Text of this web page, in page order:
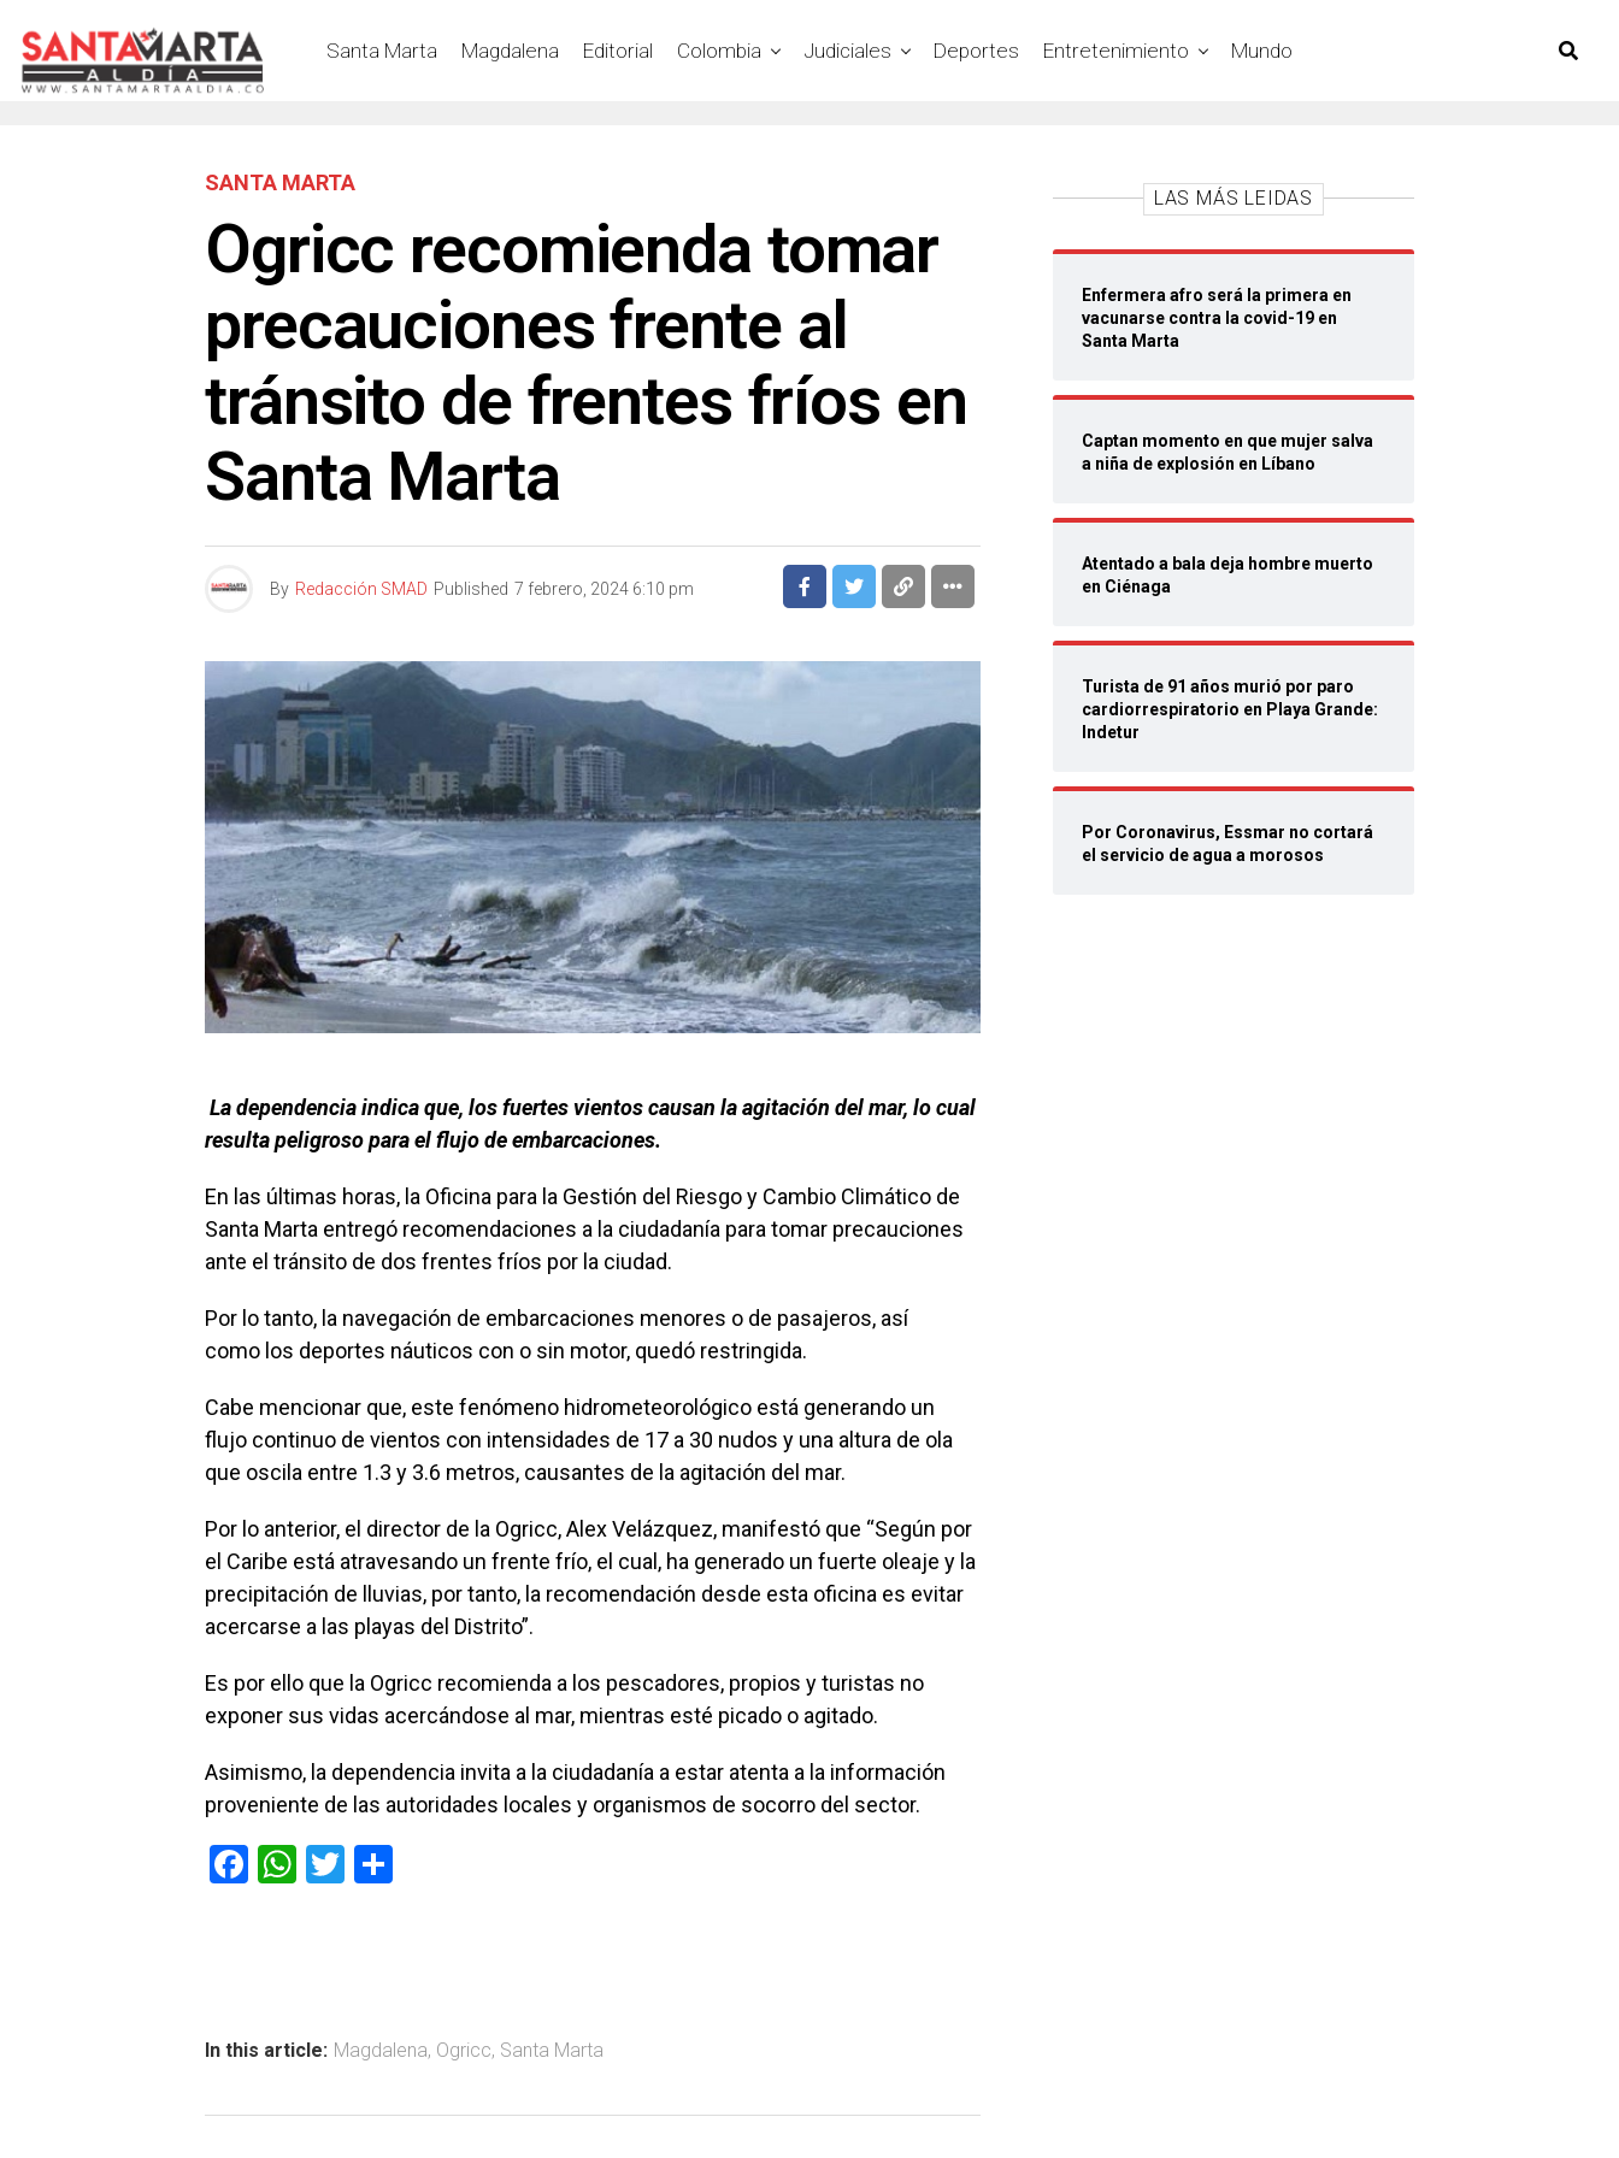
Santa Marta Magdalena Editorial Colombia Judiciales Deportes Entretenimiento Mundo
SANTA MARTA
Ogricc recomienda tomar
precauciones frente al
tránsito de frentes fríos en
Santa Marta
By Redacción SMAD Published 7 febrero, 2024 6:10 pm
La dependencia indica que, los fuertes vientos causan la agitación del mar, lo cual
resulta peligroso para el flujo de embarcaciones.
En las últimas horas, la Oficina para la Gestión del Riesgo y Cambio Climático de
Santa Marta entregó recomendaciones a la ciudadanía para tomar precauciones
ante el tránsito de dos frentes fríos por la ciudad.
Por lo tanto, la navegación de embarcaciones menores o de pasajeros, así
como los deportes náuticos con o sin motor, quedó restringida.
Cabe mencionar que, este fenómeno hidrometeorológico está generando un
flujo continuo de vientos con intensidades de 17 a 30 nudos y una altura de ola
que oscila entre 1.3 y 3.6 metros, causantes de la agitación del mar.
Por lo anterior, el director de la Ogricc, Alex Velázquez, manifestó que “Según por
el Caribe está atravesando un frente frío, el cual, ha generado un fuerte oleaje y la
precipitación de lluvias, por tanto, la recomendación desde esta oficina es evitar
acercarse a las playas del Distrito”.
Es por ello que la Ogricc recomienda a los pescadores, propios y turistas no
exponer sus vidas acercándose al mar, mientras esté picado o agitado.
Asimismo, la dependencia invita a la ciudadanía a estar atenta a la información
proveniente de las autoridades locales y organismos de socorro del sector.
F
ok
W
p
T
tir
In this article: Magdalena, Ogricc, Santa Marta
LAS MÁS LEIDAS
Enfermera afro será la primera en
vacunarse contra la covid-19 en
Santa Marta
Captan momento en que mujer salva
a niña de explosión en Líbano
Atentado a bala deja hombre muerto
en Ciénaga
Turista de 91 años murió por paro
cardiorrespiratorio en Playa Grande:
Indetur
Por Coronavirus, Essmar no cortará
el servicio de agua a morosos